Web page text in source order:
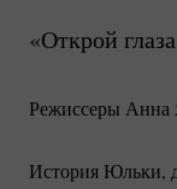
«Открой
Режиссеры Анна
История Юльки,